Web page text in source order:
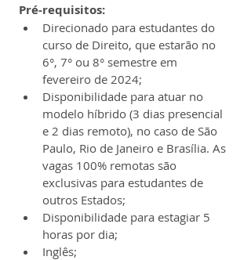
Pré-requisitos:
Direcionado para estudantes do
curso de Direito, que estarão no
6°, 7° ou 8° semestre em
fevereiro de 2024;
Disponibilidade para atuar no
modelo híbrido (3 dias presencial
e 2 dias remoto), no caso de São
Paulo, Rio de Janeiro e Brasília. As
vagas 100% remotas são
exclusivas para estudantes de
outros Estados;
Disponibilidade para estagiar 5
horas por dia;
Inglês;